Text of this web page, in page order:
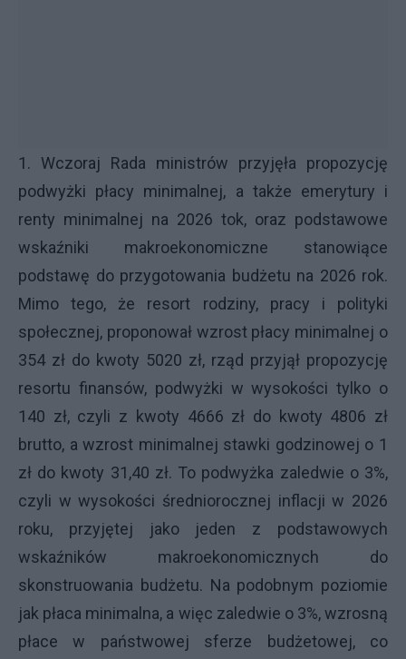
1. Wczoraj Rada ministrów przyjęła propozycję
podwyżki płacy minimalnej, a także emerytury i
renty minimalnej na 2026 tok, oraz podstawowe
wskaźniki makroekonomiczne stanowiące
podstawę do przygotowania budżetu na 2026 rok.
Mimo tego, że resort rodziny, pracy i polityki
społecznej, proponował wzrost płacy minimalnej o
354 zł do kwoty 5020 zł, rząd przyjął propozycję
resortu finansów, podwyżki w wysokości tylko o
140 zł, czyli z kwoty 4666 zł do kwoty 4806 zł
brutto, a wzrost minimalnej stawki godzinowej o 1
zł do kwoty 31,40 zł. To podwyżka zaledwie o 3%,
czyli w wysokości średniorocznej inflacji w 2026
roku, przyjętej jako jeden z podstawowych
wskaźników makroekonomicznych do
skonstruowania budżetu. Na podobnym poziomie
jak płaca minimalna, a więc zaledwie o 3%, wzrosną
płace w państwowej sferze budżetowej, co